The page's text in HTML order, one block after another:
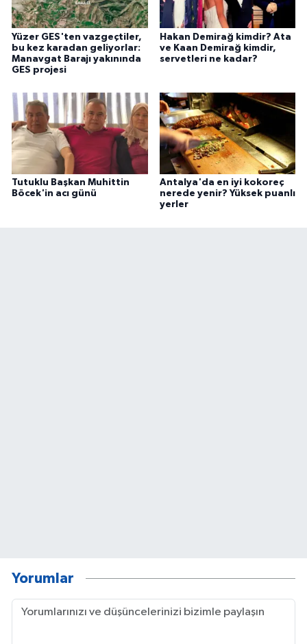
Yüzer GES'ten vazgeçtiler,
bu kez karadan geliyorlar:
Manavgat Barajı yakınında
GES projesi
Hakan Demirağ kimdir? Ata
ve Kaan Demirağ kimdir,
servetleri ne kadar?
Tutuklu Başkan Muhittin
Böcek'in acı günü
Antalya'da en iyi kokoreç
nerede yenir? Yüksek puanlı
yerler
Yorumlar